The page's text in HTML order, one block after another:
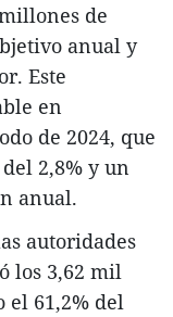
de
anual y
Este
en
de 2024, que
2,8% y un
anual.
autoridades
los 3,62 mil
el 61,2% del